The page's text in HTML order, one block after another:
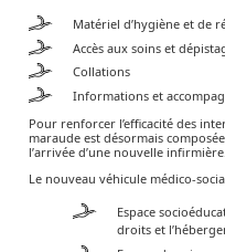
Matériel d’hygiène et de
Accès aux soins et
Collations
Informations et
Pour renforcer l’efficacité des
maraude est désormais
l’arrivée d’une nouvelle infirmière.
Le nouveau véhicule médico-
Espace
droits et